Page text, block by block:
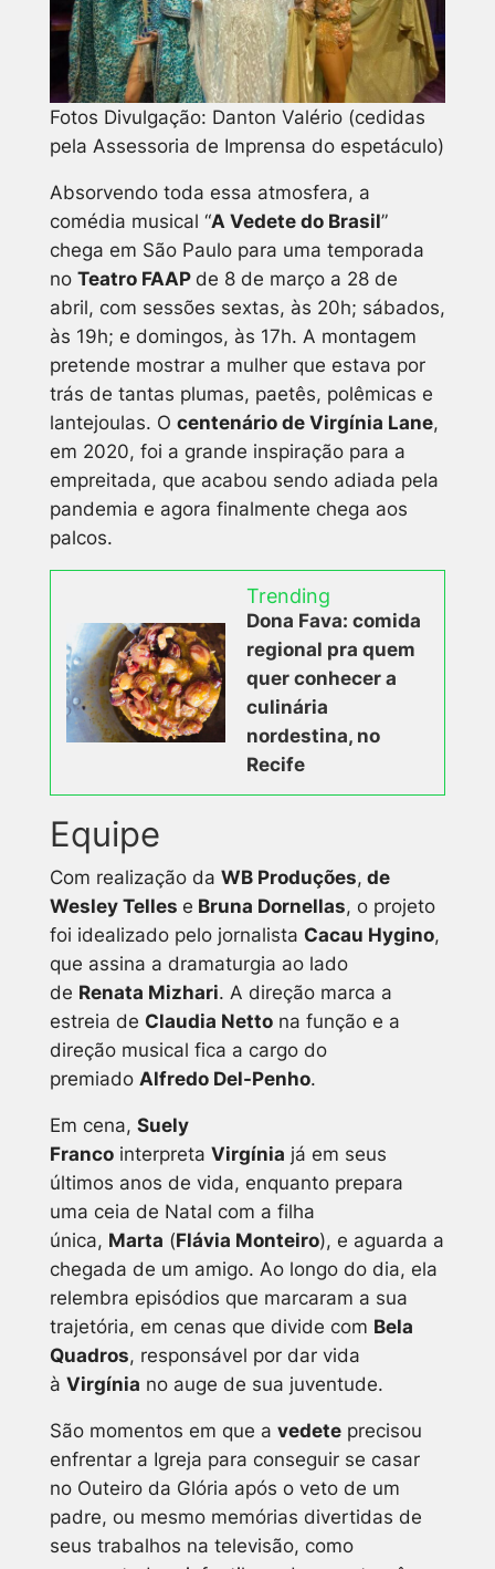
Fotos Divulgação: Danton Valério (cedidas
pela Assessoria de Imprensa do espetáculo)
Absorvendo toda essa atmosfera, a
comédia musical “A Vedete do Brasil”
chega em São Paulo para uma temporada
no Teatro FAAP de 8 de março a 28 de
abril, com sessões sextas, às 20h; sábados,
às 19h; e domingos, às 17h. A montagem
pretende mostrar a mulher que estava por
trás de tantas plumas, paetês, polêmicas e
lantejoulas. O centenário de Virgínia Lane,
em 2020, foi a grande inspiração para a
empreitada, que acabou sendo adiada pela
pandemia e agora finalmente chega aos
palcos.
Trending
Dona Fava: comida
regional pra quem
quer conhecer a
culinária
nordestina, no
Recife
Equipe
Com realização da WB Produções, de
Wesley Telles e Bruna Dornellas, o projeto
foi idealizado pelo jornalista Cacau Hygino,
que assina a dramaturgia ao lado
de Renata Mizhari. A direção marca a
estreia de Claudia Nettona função e a
direção musical fica a cargo do
premiado Alfredo Del-Penho.
Em cena, Suely
Francointerpreta Virgínia já em seus
últimos anos de vida, enquanto prepara
uma ceia de Natal com a filha
única, Marta (Flávia Monteiro), e aguarda a
chegada de um amigo. Ao longo do dia, ela
relembra episódios que marcaram a sua
trajetória, em cenas que divide com Bela
Quadros, responsável por dar vida
à Virgínia no auge de sua juventude.
São momentos em que a vedeteprecisou
enfrentar a Igreja para conseguir se casar
no Outeiro da Glória após o veto de um
padre, ou mesmo memórias divertidas de
seus trabalhos na televisão, como